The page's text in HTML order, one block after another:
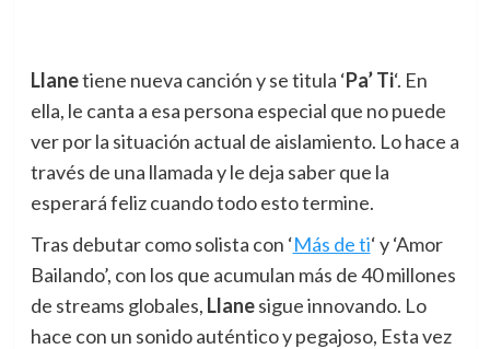
Llanetiene nueva canción y se titula ‘Pa’ Ti‘. En
ella, le canta a esa persona especial que no puede
ver por la situación actual de aislamiento. Lo hace a
través de una llamada y le deja saber que la
esperará feliz cuando todo esto termine.
Tras debutar como solista con ‘Más de ti‘ y ‘Amor
Bailando’, con los que acumulan más de 40 millones
de streams globales, Llanesigue innovando. Lo
hace con un sonido auténtico y pegajoso, Esta vez